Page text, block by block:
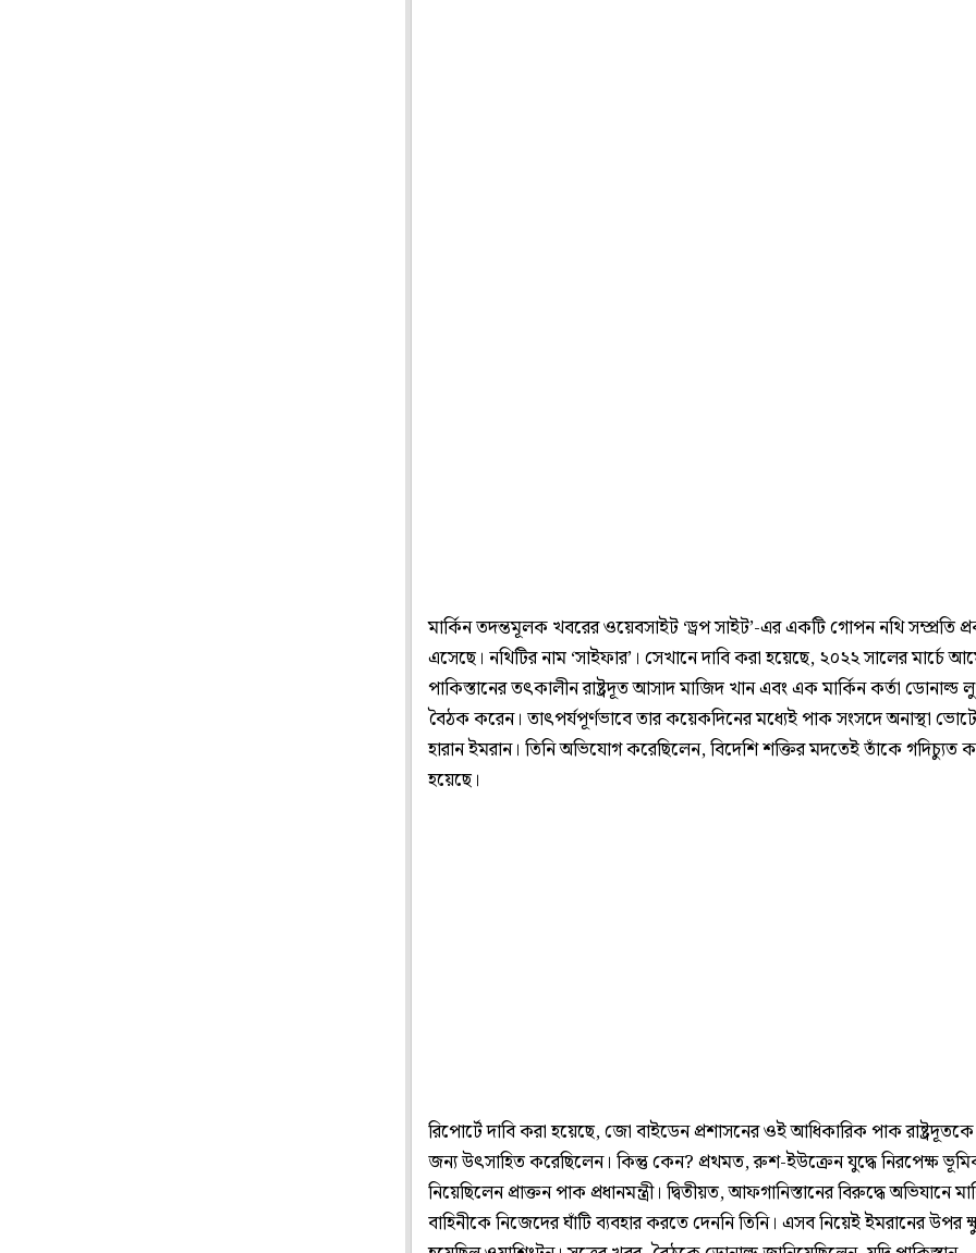
মার্কিন তদন্তমূলক খবরের ওয়েবসাইট ‘ড্রপ সাইট’-এর একটি গোপন নথি সম্প্রতি
এসেছে। নথিটির নাম ‘সাইফার’। সেখানে দাবি করা হয়েছে, ২০২২ সালের মার্চে
পাকিস্তানের তৎকালীন রাষ্ট্রদূত আসাদ মাজিদ খান এবং এক মার্কিন কর্তা ডোনাল্ড
বৈঠক করেন। তাৎপর্যপূর্ণভাবে তার কয়েকদিনের মধ্যেই পাক সংসদে অনাস্থা
হারান ইমরান। তিনি অভিযোগ করেছিলেন, বিদেশি শক্তির মদতেই তাঁকে গদিচ্যুত
হয়েছে।
রিপোর্টে দাবি করা হয়েছে, জো বাইডেন প্রশাসনের ওই আধিকারিক পাক
জন্য উৎসাহিত করেছিলেন। কিন্তু কেন? প্রথমত, রুশ-ইউক্রেন যুদ্ধে নিরপেক্ষ
নিয়েছিলেন প্রাক্তন পাক প্রধানমন্ত্রী। দ্বিতীয়ত, আফগানিস্তানের বিরুদ্ধে অভিযানে
বাহিনীকে নিজেদের ঘাঁটি ব্যবহার করতে দেননি তিনি। এসব নিয়েই ইমরানের উপর